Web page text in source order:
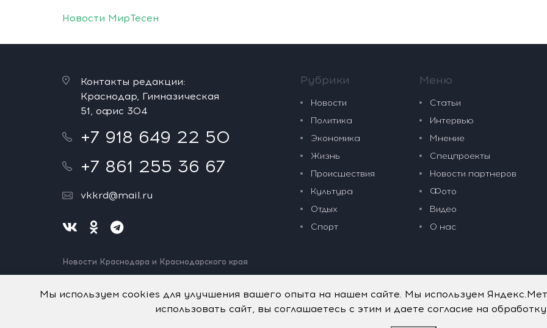
Новости МирТесен
Контакты редакции:
Краснодар, Гимназическая
51, офис 304
+7 918 649 22 50
+7 861 255 36 67
vkkrd@mail.ru
Новости Краснодара и Краснодарского края
Нашли ошибку? Выделите и нажмите Ctrl+Enter.
Рубрики
Новости
Политика
Экономика
Жизнь
Происшествия
Культура
Отдых
Спорт
Меню
Статьи
Интервью
Мнение
Спецпроекты
Новости партнеров
Фото
Видео
О нас
Мы используем cookies для улучшения вашего опыта на нашем сайте. Мы используем
использовать сайт, вы соглашаетесь с этим и даете согласие на